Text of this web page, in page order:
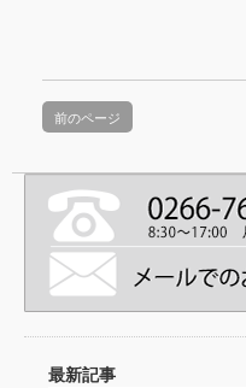
前のページ
最新記事